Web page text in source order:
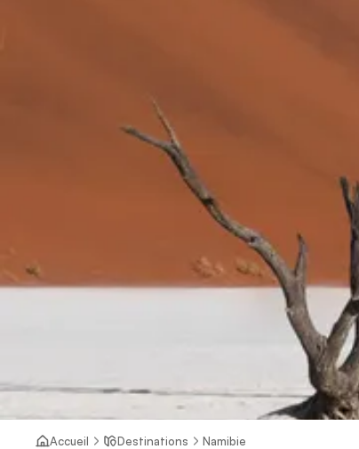
Accueil Destinations Namibie